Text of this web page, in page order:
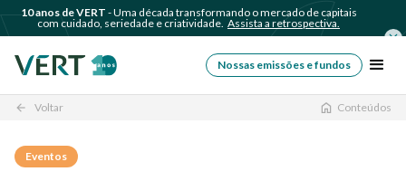
10 anos de VERT - Uma década transformando o mercado de capitais
com cuidado, seriedade e criatividade. Assista a retrospectiva.
Nossas emissões e fundos
arrow_back Voltar Conteúdos
Eventos